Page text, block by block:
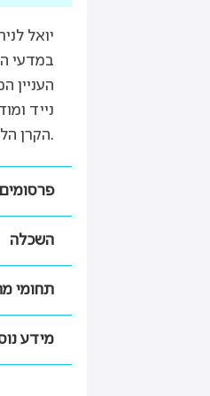
יואל
במדעי
העניין
נייד
על ידי האיחוד האירופי (FP7, Horizon 2020), הקרן הלאומית למדע, המדען הראשי של מדינת ישראל וגופים נוספים.
פרסומים
השכלה
תחומי
מידע